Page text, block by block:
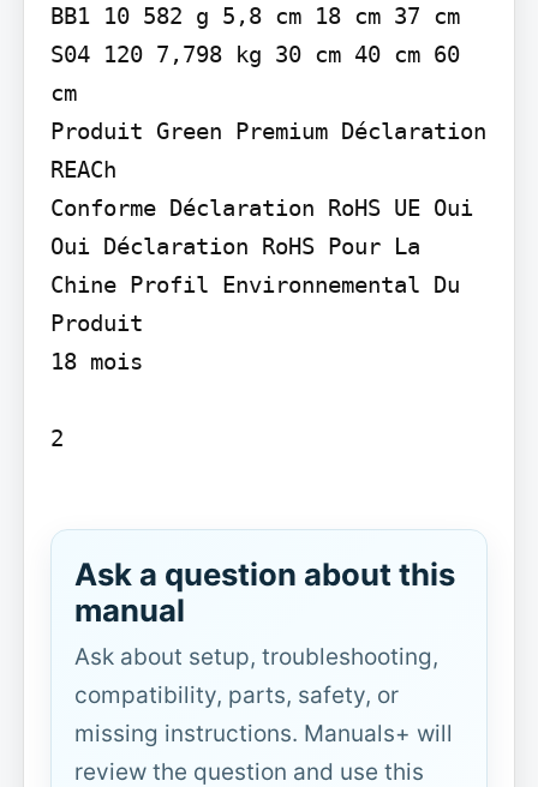
BB1 10 582 g 5,8 cm 18 cm 37 cm
S04 120 7,798 kg 30 cm 40 cm 60
cm
Produit Green Premium Déclaration
REACh
Conforme Déclaration RoHS UE Oui
Oui Déclaration RoHS Pour La
Chine Profil Environnemental Du
Produit
18 mois
2
Ask a question about this
manual
Ask about setup, troubleshooting,
compatibility, parts, safety, or
missing instructions. Manuals+ will
review the question and use this